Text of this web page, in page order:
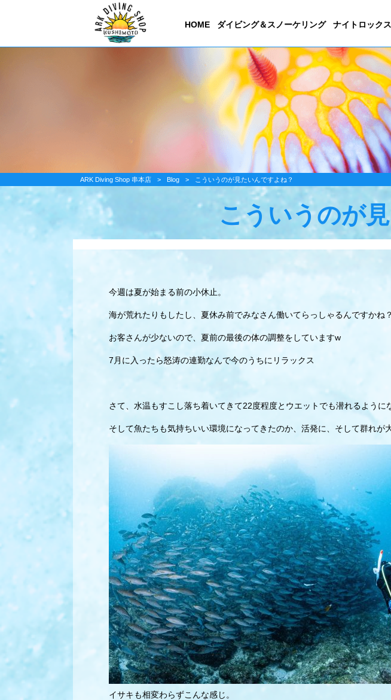
HOME ダイビング＆スノーケリング ナイトロックス
ARK Diving Shop 串本店 > Blog > こういうのが見たいんですよね？
こういうのが
今週は夏が始まる前の小休止。
海が荒れたりもしたし、夏休み前でみなさん働いてらっしゃるんですかね？
お客さんが少ないので、夏前の最後の体の調整をしていますw
7月に入ったら怒涛の連勤なんで今のうちにリラックス
さて、水温もすこし落ち着いてきて22度程度とウエットでも潜れるように
そして魚たちも気持ちいい環境になってきたのか、活発に、そして群れが
イサキも相変わらずこんな感じ。